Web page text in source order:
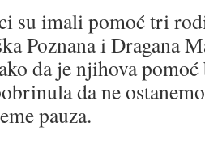
su imali pomoć tri
Poznana i Dragana
da je njihova
da ne
pauza.